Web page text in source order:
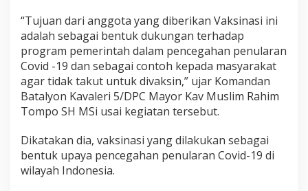
“Tujuan dari anggota yang diberikan Vaksinasi ini
adalah sebagai bentuk dukungan terhadap
program pemerintah dalam pencegahan penularan
Covid -19 dan sebagai contoh kepada masyarakat
agar tidak takut untuk divaksin,” ujar Komandan
Batalyon Kavaleri 5/DPC Mayor Kav Muslim Rahim
Tompo SH MSi usai kegiatan tersebut.
Dikatakan dia, vaksinasi yang dilakukan sebagai
bentuk upaya pencegahan penularan Covid-19 di
wilayah Indonesia.